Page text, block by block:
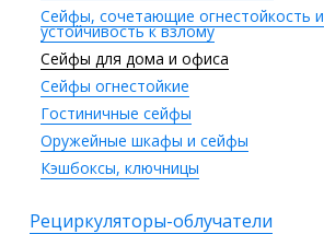
Сейфы, сочетающие огнестойкость и
устойчивость к взлому
Сейфы для дома и офиса
Сейфы огнестойкие
Гостиничные сейфы
Оружейные шкафы и сейфы
Кэшбоксы, ключницы
Рециркуляторы-облучатели